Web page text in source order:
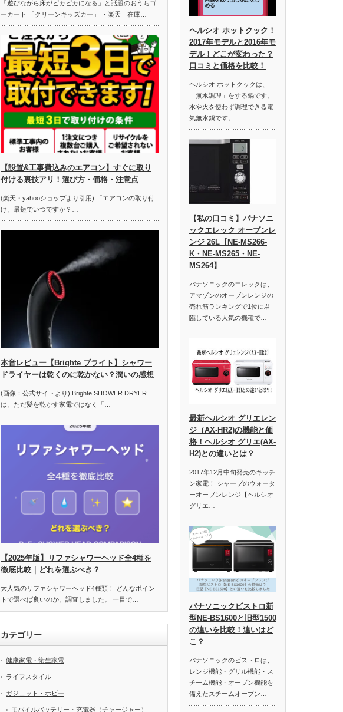
「遊びながら床がピカピカになる」と話題のおうちゴ
ーカート 「クリーンキッズカー」 ・楽天 在庫…
【設置&工事費込みのエアコン】すぐに取り
付ける裏技アリ！選び方・価格・注意点
(楽天・yahooショップより引用) 「エアコンの取り付
け、最短でいつですか？…
本音レビュー【Brighte ブライト】シャワー
ドライヤーは乾くのに乾かない？潤いの感想
(画像：公式サイトより) Brighte SHOWER DRYER
は、ただ髪を乾かす家電ではなく「…
【2025年版】リファシャワーヘッド全4種を
徹底比較｜どれを選ぶべき？
大人気のリファシャワーヘッド4種類！ どんなポイン
トで選べば良いのか、調査しました。 一目で…
カテゴリー
健康家電・衛生家電
ライフスタイル
ガジェット・ホビー
モバイルバッテリー・充電器（チャージャー）
ヘルシオ ホットクック！
2017年モデルと2016年モ
デル！どこが変わった？
口コミと価格を比較！
ヘルシオ ホットクックは、
「無水調理」をする鍋です。
水や火を使わず調理できる電
気無水鍋です。…
【私の口コミ】パナソニ
ックエレック オーブンレ
ンジ 26L【NE-MS266-
K・NE-MS265・NE-
MS264】
パナソニックのエレックは、
アマゾンのオーブンレンジの
売れ筋ランキングで1位に君
臨している人気の機種で…
最新ヘルシオ グリエレン
ジ（AX-HR2)の機能と価
格！ヘルシオ グリエ(AX-
H2)との違いとは？
2017年12月中旬発売のキッチ
ン家電！ シャープのウォータ
ーオーブンレンジ【ヘルシオ
グリエ…
パナソニックビストロ新
型NE-BS1600と旧型1500
の違いを比較！違いはど
こ？
パナソニックのビストロは、
レンジ機能・グリル機能・ス
チーム機能・オーブン機能を
備えたスチームオーブン…